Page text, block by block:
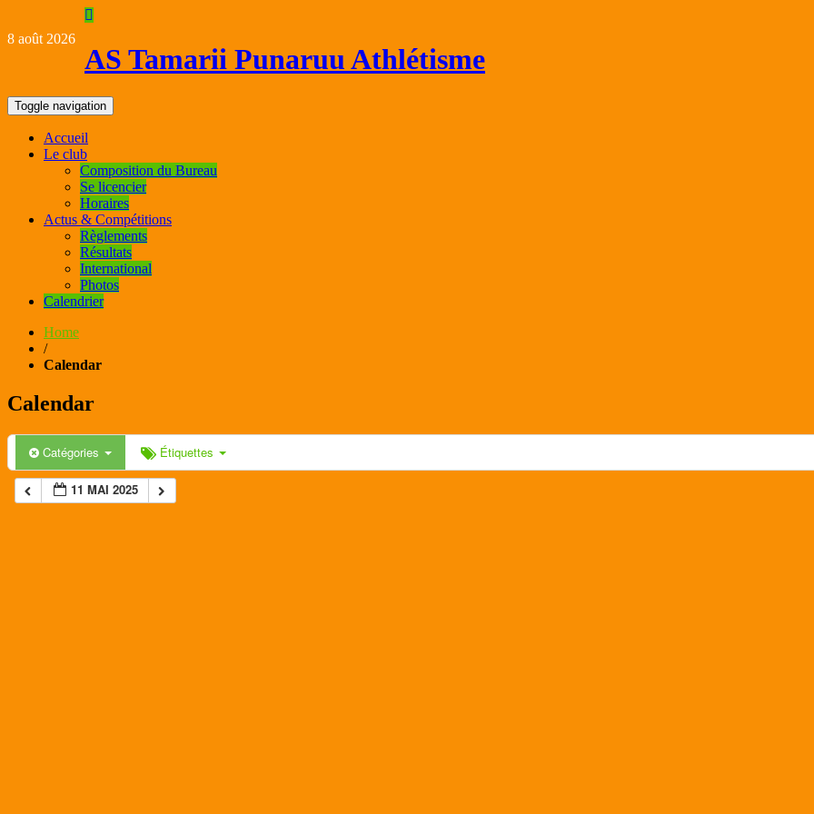
8 août 2026
AS Tamarii Punaruu Athlétisme
Toggle navigation
Accueil
Le club
Composition du Bureau
Se licencier
Horaires
Actus & Compétitions
Règlements
Résultats
International
Photos
Calendrier
Home
/
Calendar
Calendar
Catégories Étiquettes
11 MAI 2025